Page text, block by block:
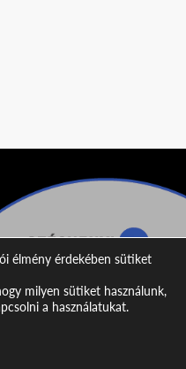
élmény érdekében sütiket
milyen sütiket használunk,
a használatukat.